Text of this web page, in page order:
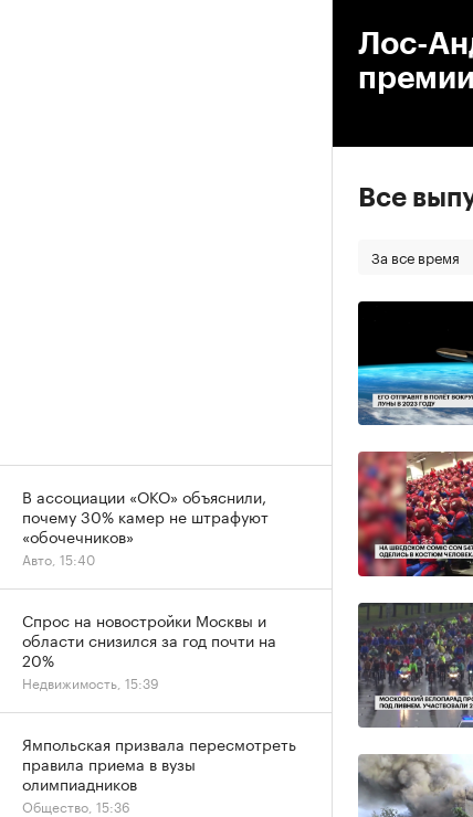
Лос-
Все
За все время
В ассоциации «ОКО» объяснили,
почему 30% камер не штрафуют
«обочечников»
Авто, 15:40
Спрос на новостройки Москвы и
области снизился за год почти на
20%
Недвижимость, 15:39
Ямпольская призвала пересмотреть
правила приема в вузы
олимпиадников
Общество, 15:36